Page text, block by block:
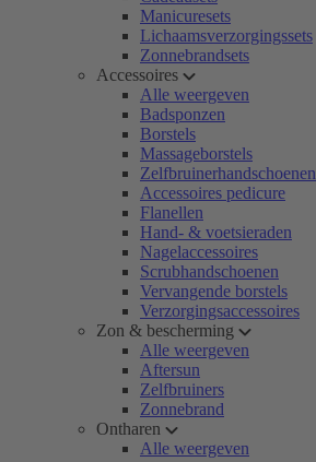
Manicuresets
Lichaamsverzorgingssets
Zonnebrandsets
Accessoires
Alle weergeven
Badsponzen
Borstels
Massageborstels
Zelfbruinerhandschoenen
Accessoires pedicure
Flanellen
Hand- & voetsieraden
Nagelaccessoires
Scrubhandschoenen
Vervangende borstels
Verzorgingsaccessoires
Zon & bescherming
Alle weergeven
Aftersun
Zelfbruiners
Zonnebrand
Ontharen
Alle weergeven